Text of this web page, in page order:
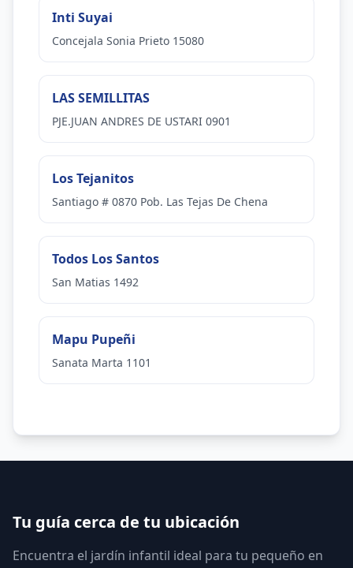
Inti Suyai
Concejala Sonia Prieto 15080
LAS SEMILLITAS
PJE.JUAN ANDRES DE USTARI 0901
Los Tejanitos
Santiago # 0870 Pob. Las Tejas De Chena
Todos Los Santos
San Matias 1492
Mapu Pupeñi
Sanata Marta 1101
Tu guía cerca de tu ubicación
Encuentra el jardín infantil ideal para tu pequeño en